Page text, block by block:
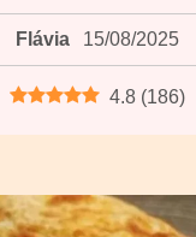
Flávia 15/08/2025
4.8 (186)